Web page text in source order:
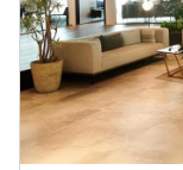
・書籍購入補助
・国内カンファ
フルリモート勤務
大阪支社・福岡支
自主性に任せてい
平均残業時間：平
過去３年間の新卒
前年度 男性1人
2年度前 男性1人
3年度前 男性0人